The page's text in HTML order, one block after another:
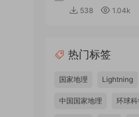
538 1.04k
热门标签
国家地理 Lightning
中国国家地理 环球